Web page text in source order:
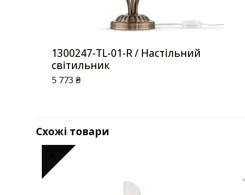
1300247-TL-01-R / Настільний
світильник
5 773₴
Схожі товари